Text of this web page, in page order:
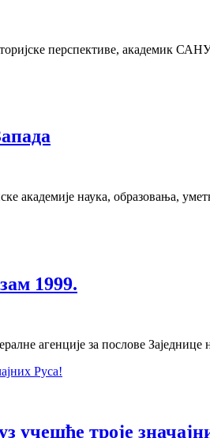
перспективе, академик
академије наука, образовања,
1999.
агенције за послове
учешће троје